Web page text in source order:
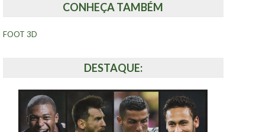
CONHEÇA TAMBÉM
FOOT 3D
DESTAQUE: